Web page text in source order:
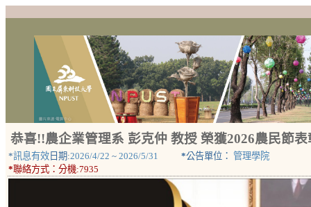
恭喜!!農企業管理系 彭克仲 教授 榮獲2026農民節
*訊息有效 日期:2026/4/22 ~ 2026/5/31 *公告單位： 管理學院
*聯絡方式： 分機:7935